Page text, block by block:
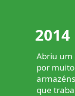
2014
Abriu um
por
que